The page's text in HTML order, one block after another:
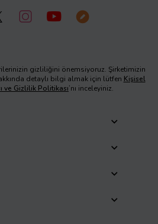
gizliliğini önemsiyoruz. Şirketimizin
detaylı bilgi almak için lütfen Kişisel
ve Gizlilik Politikası’nı inceleyiniz.